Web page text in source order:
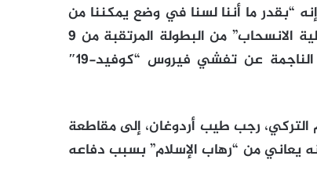
“بقدر ما أننا لسنا في وضع يمكننا من
ضمان سلامة الوفد الفرنسي بشكل كامل، بدا لنا أكثر مسؤولية الانسحاب” من البطولة المرتقبة من 9
إلى 20 ديسمبر في مرسين بجنوب تركيا، بسبب المخاوف الناجمة عن تفشي فيروس “كوفيد-19″
التركي، رجب طيب أردوغان، إلى مقاطعة
يعاني من “رهاب الإسلام” بسبب دفاعه